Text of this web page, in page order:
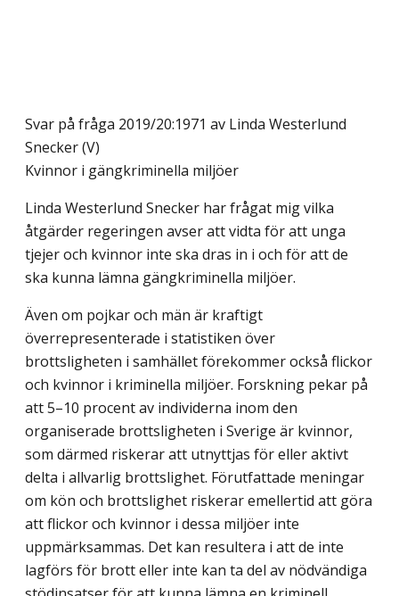
Svar på fråga 2019/20:1971 av Linda Westerlund
Snecker (V)
Kvinnor i gängkriminella miljöer
Linda Westerlund Snecker har frågat mig vilka
åtgärder regeringen avser att vidta för att unga
tjejer och kvinnor inte ska dras in i och för att de
ska kunna lämna gängkriminella miljöer.
Även om pojkar och män är kraftigt
överrepresenterade i statistiken över
brottsligheten i samhället förekommer också flickor
och kvinnor i kriminella miljöer. Forskning pekar på
att 5–10 procent av individerna inom den
organiserade brottsligheten i Sverige är kvinnor,
som därmed riskerar att utnyttjas för eller aktivt
delta i allvarlig brottslighet. Förutfattade meningar
om kön och brottslighet riskerar emellertid att göra
att flickor och kvinnor i dessa miljöer inte
uppmärksammas. Det kan resultera i att de inte
lagförs för brott eller inte kan ta del av nödvändiga